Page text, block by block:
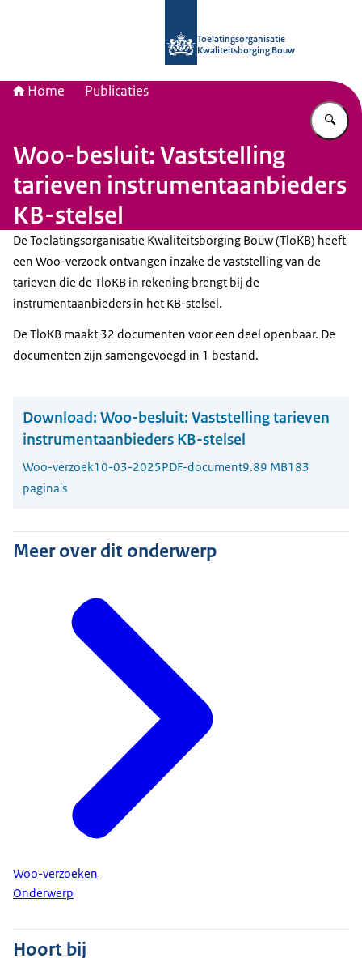
Toelatingsorganisatie
Kwaliteitsborging Bouw
Home Publicaties
Woo-besluit: Vaststelling
tarieven instrumentaanbieders
KB-stelsel
De Toelatingsorganisatie Kwaliteitsborging Bouw (TloKB) heeft
een Woo-verzoek ontvangen inzake de vaststelling van de
tarieven die de TloKB in rekening brengt bij de
instrumentaanbieders in het KB-stelsel.
De TloKB maakt 32 documenten voor een deel openbaar. De
documenten zijn samengevoegd in 1 bestand.
Download: Woo-besluit: Vaststelling tarieven
instrumentaanbieders KB-stelsel
Woo-verzoek10-03-2025PDF-document9.89 MB183
pagina's
Meer over dit onderwerp
Woo-verzoeken
Onderwerp
Hoort bij